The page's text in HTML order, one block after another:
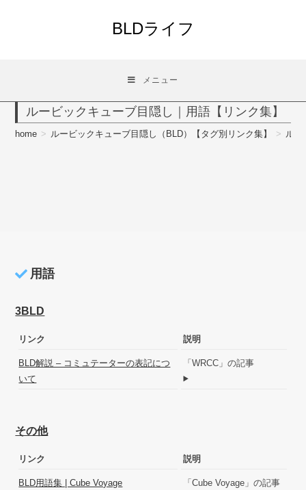
ス
BLDライフ
メニュー
ルービックキューブ目隠し｜用語【リンク集】
home > ルービックキューブ目隠し（BLD）【タグ別リンク集】 > ルー
用語
3BLD
リンク 説明
BLD解説 – コミュテーターの表記につ
いて
「WRCC」の記事
その他
リンク 説明
BLD用語集 | Cube Voyage 「Cube Voyage」の記事